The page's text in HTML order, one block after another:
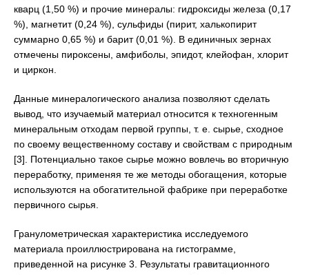
кварц (1,50 %) и прочие минералы: гидроксиды железа (0,17
%), магнетит (0,24 %), сульфиды (пирит, халькопирит
суммарно 0,65 %) и барит (0,01 %). В единичных зернах
отмечены пироксены, амфиболы, эпидот, клейофан, хлорит
и циркон.
Данные минералогического анализа позволяют сделать
вывод, что изучаемый материал относится к техногенным
минеральным отходам первой группы, т. е. сырье, сходное
по своему вещественному составу и свойствам с природным
[3]. Потенциально такое сырье можно вовлечь во вторичную
переработку, применяя те же методы обогащения, которые
используются на обогатительной фабрике при переработке
первичного сырья.
Гранулометрическая характеристика исследуемого
материала проиллюстрирована на гистограмме,
приведенной на рисунке 3. Результаты гравитационного